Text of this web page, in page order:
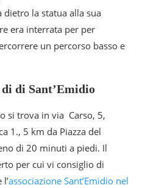
la statua alla sua
era interrata per per
un percorso basso e
di Sant’Emidio
si trova in via Carso, 5,
1., 5 km da Piazza del
di 20 minuti a piedi. Il
per cui vi consiglio di
associazione Sant’Emidio nel